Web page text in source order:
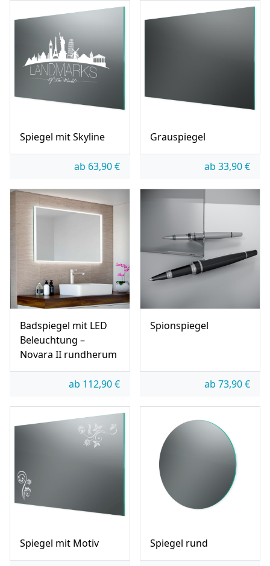
Spiegel mit Skyline
ab 63,90€
Grauspiegel
ab 33,90€
Badspiegel mit LED
Beleuchtung –
Novara II rundherum
ab 112,90€
Spionspiegel
ab 73,90€
Spiegel mit Motiv Spiegel rund